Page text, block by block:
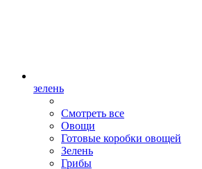
зелень
Смотреть все
Овощи
Готовые коробки овощей
Зелень
Грибы